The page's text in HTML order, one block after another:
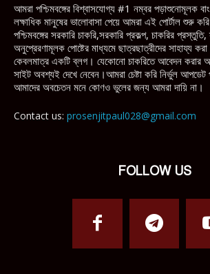
আমরা পশ্চিমবঙ্গের বিশ্বাসযোগ্য #1 নম্বর পড়াশুনোমূলক
লক্ষাধিক মানুষের ভালোবাসা পেয়ে আমরা এই পোর্টাল শুরু
পশ্চিমবঙ্গের সরকারি চাকরি,সরকারি প্রকল্প, চাকরির
অনুপ্রেরণামূলক পোষ্টের মাধ্যমে ছাত্রছাত্রীদের সাহায্য
কেবলমাত্র একটি ব্লগ। যেকোনো চাকরিতে আবেদন করার
সাইট অবশ্যই দেখে নেবেন।আমরা চেষ্টা করি নির্ভুল
আমাদের অবচেতন মনে কোণও ভুলের জন্য আমরা দায়ি না।
Contact us: prosenjitpaul028@gmail.com
FOLLOW US